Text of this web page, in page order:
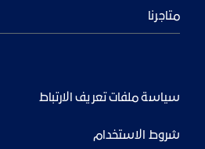
متاجرنا
سياسة ملفات تعريف الارتباط
شروط الاستخدام